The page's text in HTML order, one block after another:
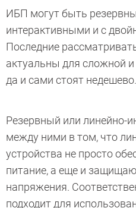
ИБП могут быть
интерактивными и с
Последние
актуальны для сложной
да и сами стоят недешево.
Резервный или линейно-
между ними в том, что
устройства не просто
питание, а еще и
напряжения.
подходит для